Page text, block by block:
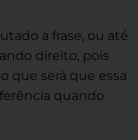
a frase, ou até
direito, pois
que será que essa
quando